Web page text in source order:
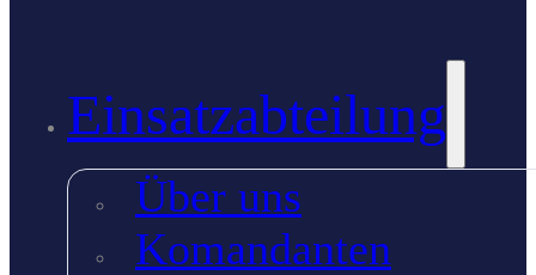
Einsatzabteilung
Über uns
Komandanten